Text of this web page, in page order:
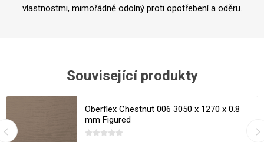
vlastnostmi, mimořádně odolný proti opotřebení a oděru.
Související produkty
Oberflex Chestnut 006 3050 x 1270 x 0.8
mm Figured